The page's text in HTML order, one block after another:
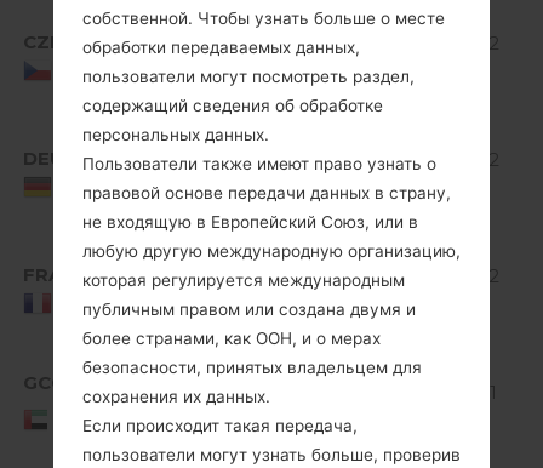
CZE
Czech Republic
V10E_00.kdz
Android
Jelly
Bean
514.32
DEU
Germany
V10E_00.kdz 4.1-4.3
Jelly
Bean
514.32
MiB
FRA
France
V10E_00.kdz
Android
4.1-4.3
Jelly
Bean
514.32
GCC
United Arab
Emirates
V10F_00.kdz
Android
Bean
510.01
собственной. Чтобы узнать больше о месте
обработки передаваемых данных,
пользователи могут посмотреть раздел,
содержащий сведения об обработке
персональных данных.
Пользователи также имеют право узнать о
правовой основе передачи данных в страну,
не входящую в Европейский Союз, или в
любую другую международную организацию,
которая регулируется международным
публичным правом или создана двумя и
более странами, как ООН, и о мерах
безопасности, принятых владельцем для
сохранения их данных.
Если происходит такая передача,
пользователи могут узнать больше, проверив